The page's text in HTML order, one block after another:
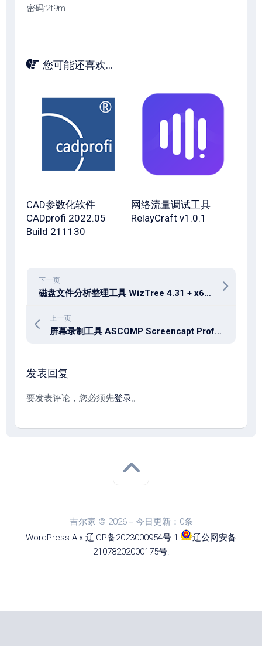
密码:2t9m
您可能还喜欢...
CAD参数化软件
CADprofi 2022.05
Build 211130
网络流量调试工具
RelayCraft v1.0.1
下一页
磁盘文件分析整理工具 WizTree 4.31 + x64 中文多语免费版
上一页
屏幕录制工具 ASCOMP Screencapt Professional 3.004
发表回复
要发表评论，您必须先登录。
吉尔家 © 2026－今日更新：0条
WordPress Alx.辽ICP备2023000954号-1 .
辽公网安备
21078202000175号.